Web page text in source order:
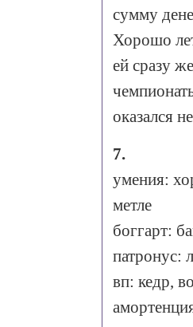
сумму
Хорошо
ей сразу
оказался
7.
умения:
метле
боггарт:
патронус:
вп: кедр,